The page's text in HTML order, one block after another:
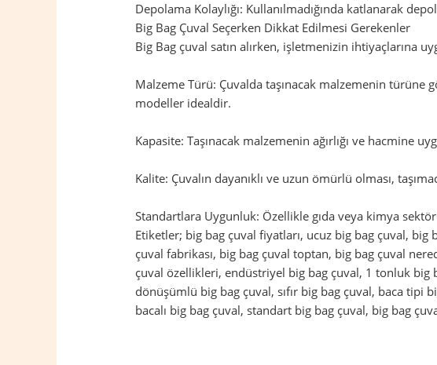
Depolama Kolaylığı: Kullanılmadığında katlanarak
Big Bag Çuval Seçerken Dikkat Edilmesi Gerekenler
Big Bag çuval satın alırken, işletmenizin ihtiyaçlarına
Malzeme Türü: Çuvalda taşınacak malzemenin
modeller idealdir.
Kapasite: Taşınacak malzemenin ağırlığı ve hacmine
Kalite: Çuvalın dayanıklı ve uzun ömürlü olması,
Standartlara Uygunluk: Özellikle gıda veya kimya
Etiketler; big bag çuval fiyatları, ucuz big bag çuval,
çuval fabrikası, big bag çuval toptan, big bag çuval
çuval özellikleri, endüstriyel big bag çuval, 1 tonluk big
dönüşümlü big bag çuval, sıfır big bag çuval, baca tipi
bacalı big bag çuval, standart big bag çuval, big bag